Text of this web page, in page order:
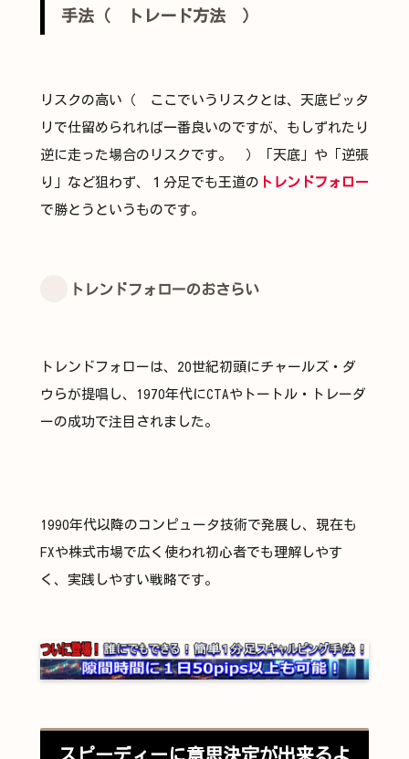
手法（ トレード方法 ）
リスクの高い（ ここでいうリスクとは、天底ピッタ
リで仕留められれば一番良いのですが、もしずれたり
逆に走った場合のリスクです。 ）「天底」や「逆張
り」など狙わず、１分足でも王道の トレンドフォロー
で勝とうというものです。
トレンドフォローのおさらい
トレンドフォローは、20世紀初頭にチャールズ・ダ
ウらが提唱し、1970年代にCTAやトートル・トレーダ
ーの成功で注目されました。
1990年代以降のコンピュータ技術で発展し、現在も
FXや株式市場で広く使われ初心者でも理解しやす
く、実践しやすい戦略です。
スピーディーに意思決定が出来るよ